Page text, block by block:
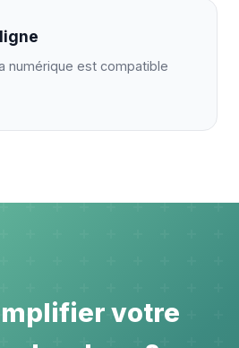
numérique est compatible
votre